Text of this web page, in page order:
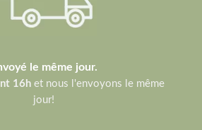
le même jour.
16h et nous l'envoyons le même
jour!